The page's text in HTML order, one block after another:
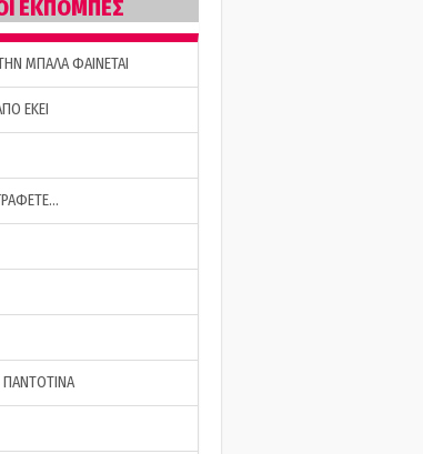
ΕΚΠΟΜΠΕΣ
ΜΠΑΛΑ ΦΑΙΝΕΤΑΙ
ΕΚΕΙ
ΠΑΝΤΟΤΙΝΑ